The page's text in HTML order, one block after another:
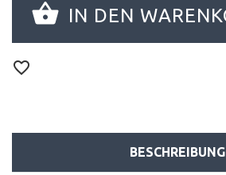
BESCHREIBUNG